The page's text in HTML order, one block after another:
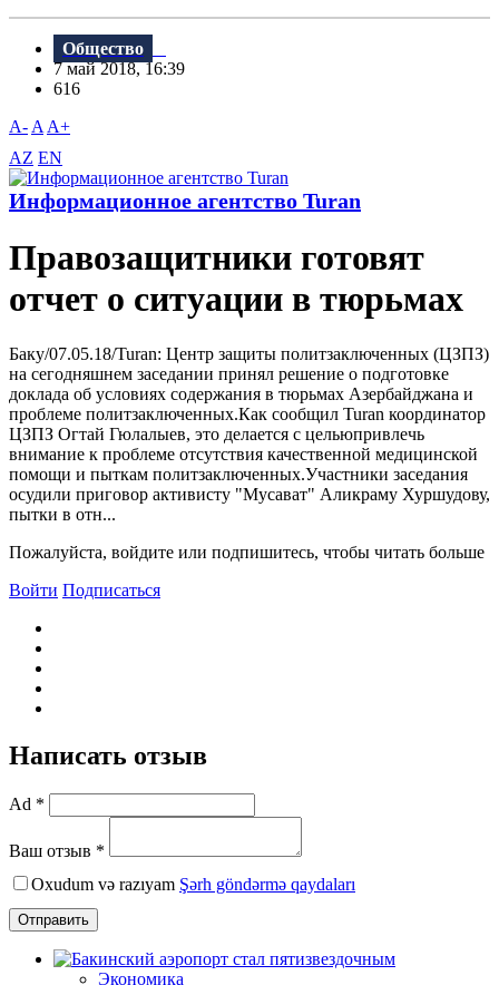
Общество
7 май 2018, 16:39
616
A- A A+
AZ EN
Информационное агентство Turan
Правозащитники готовят
отчет о ситуации в тюрьмах
Баку/07.05.18/Turan: Центр защиты политзаключенных (ЦЗПЗ)
на сегодняшнем заседании принял решение о подготовке
доклада об условиях содержания в тюрьмах Азербайджана и
проблеме политзаключенных.Как сообщил Turan координатор
ЦЗПЗ Огтай Гюлалыев, это делается с цельюпривлечь
внимание к проблеме отсутствия качественной медицинской
помощи и пыткам политзаключенных.Участники заседания
осудили приговор активисту "Мусават" Аликраму Хуршудову,
пытки в отн...
Пожалуйста, войдите или подпишитесь, чтобы читать больше
Войти Подписаться
Написать отзыв
Ad *
Ваш отзыв *
Oxudum və razıyam Şərh göndərmə qaydaları
Отправить
Экономика